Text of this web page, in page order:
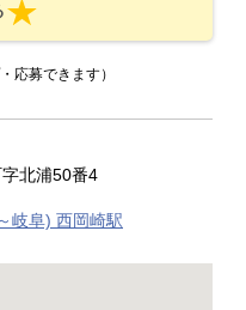
応募できます）
北浦50番4
岐阜) 西岡崎駅